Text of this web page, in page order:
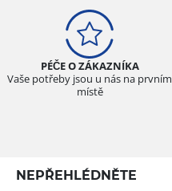
PÉČE O ZÁKAZNÍKA
Vaše potřeby jsou u nás na prvním
místě
NEPŘEHLÉDNĚTE